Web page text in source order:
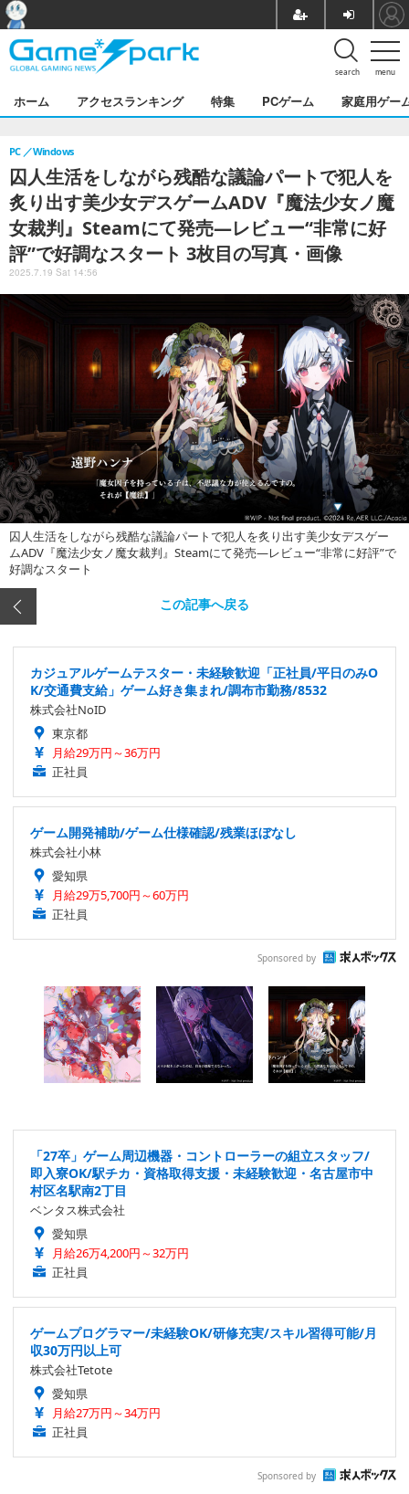
menu
search
ホーム アクセスランキング 特集 PCゲーム 家庭用ゲー
囚人生活をしながら残酷な議論パートで犯人を
炙り出す美少女デスゲームADV『魔法少女ノ魔
女裁判』Steamにて発売―レビュー“非常に好
評”で好調なスタート 3枚目の写真・画像
PC Windows
2025.7.19 Sat 14:56
囚人生活をしながら残酷な議論パートで犯人を炙り出す美少女デスゲー
ムADV『魔法少女ノ魔女裁判』Steamにて発売―レビュー“非常に好評”で
好調なスタート
この記事へ戻る
カジュアルゲームテスター・未経験歓迎「正社員/平日のみO
K/交通費支給」ゲーム好き集まれ/調布市勤務/8532
株式会社NoID
東京都
月給29万円～36万円
正社員
ゲーム開発補助/ゲーム仕様確認/残業ほぼなし
株式会社小林
愛知県
月給29万5,700円～60万円
正社員
Sponsored by
「27卒」ゲーム周辺機器・コントローラーの組立スタッフ/
即入寮OK/駅チカ・資格取得支援・未経験歓迎・名古屋市中
村区名駅南2丁目
ベンタス株式会社
愛知県
月給26万4,200円～32万円
正社員
ゲームプログラマー/未経験OK/研修充実/スキル習得可能/月
収30万円以上可
株式会社Tetote
愛知県
月給27万円～34万円
正社員
Sponsored by